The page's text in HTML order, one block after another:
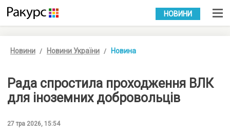
УКР РУС
НОВИНИ
Новини Новини України Новина
Рада спростила проходження ВЛК
для іноземних добровольців
27 тра 2026, 15:54